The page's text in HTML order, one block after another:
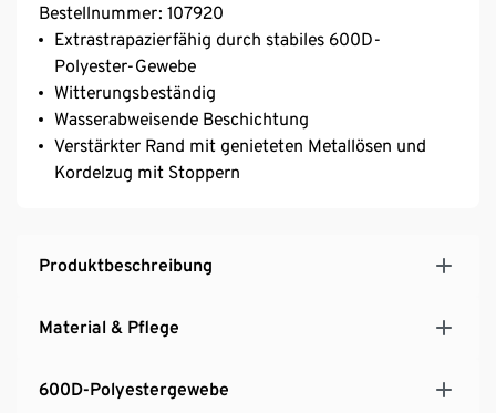
Bestellnummer: 107920
Extrastrapazierfähig durch stabiles 600D-
Polyester-Gewebe
Witterungsbeständig
Wasserabweisende Beschichtung
Verstärkter Rand mit genieteten Metallösen und
Kordelzug mit Stoppern
Produktbeschreibung
Material & Pflege
600D-Polyestergewebe